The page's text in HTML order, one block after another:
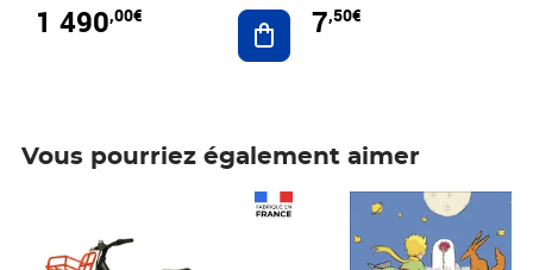
1 490,00€ Ajouter au panier
7,50€
Vous pourriez également aimer
Prix 7,50€